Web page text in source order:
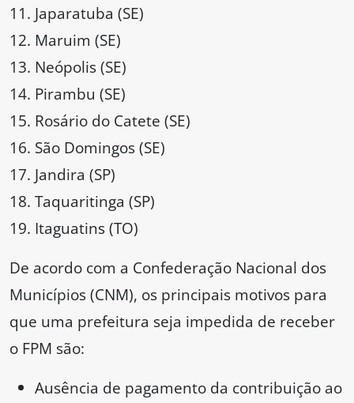
Japaratuba (SE)
Maruim (SE)
Neópolis (SE)
Pirambu (SE)
Rosário do Catete (SE)
São Domingos (SE)
Jandira (SP)
Taquaritinga (SP)
Itaguatins (TO)
De acordo com a Confederação Nacional dos
Municípios (CNM), os principais motivos para
que uma prefeitura seja impedida de receber
o FPM são:
Ausência de pagamento da contribuição ao